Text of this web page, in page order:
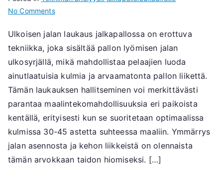
No Commentson
jalan
laukaus:
Kulma,
tekniikka,
sijoittelu
Ulkoisen jalan laukaus jalkapallossa on erottuva
tekniikka, joka sisältää pallon lyömisen jalan
ulkosyrjällä, mikä mahdollistaa pelaajien luoda
ainutlaatuisia kulmia ja arvaamatonta pallon liikettä.
Tämän laukauksen hallitseminen voi merkittävästi
parantaa maalintekomahdollisuuksia eri paikoista
kentällä, erityisesti kun se suoritetaan optimaalissa
kulmissa 30-45 astetta suhteessa maaliin. Ymmärrys
jalan asennosta ja kehon liikkeistä on olennaista
tämän arvokkaan taidon hiomiseksi. […]